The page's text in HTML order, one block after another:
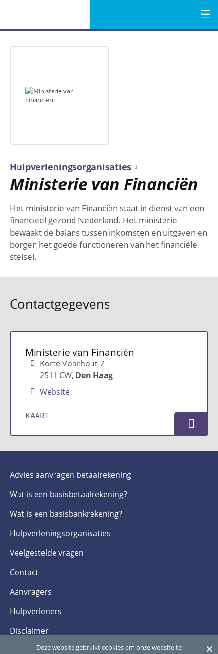
Menu
Hulpverleningsorganisaties
Ministerie van Financiën
Het ministerie van Financiën staat in dienst van een
financieel gezond Nederland. Het ministerie
bewaakt de balans tussen inkomsten en uitgaven en
borgen het goede functioneren van het financiële
stelsel.
Contactgegevens
Ministerie van Financiën
Korte Voorhout 7
2511 CW Den Haag
Website
KAART
Advies aanvragen betaalrekening
Wat is een basis­betaalrekening?
Wat is een basis­bankrekening?
Hulpverlenings­organisaties
Veelgestelde­ vragen
Contact
Aanvragers
Hulpverleners
Disclaimer
Privacy- en cookieverklaring
Deze website gebruikt cookies om onze website te ×